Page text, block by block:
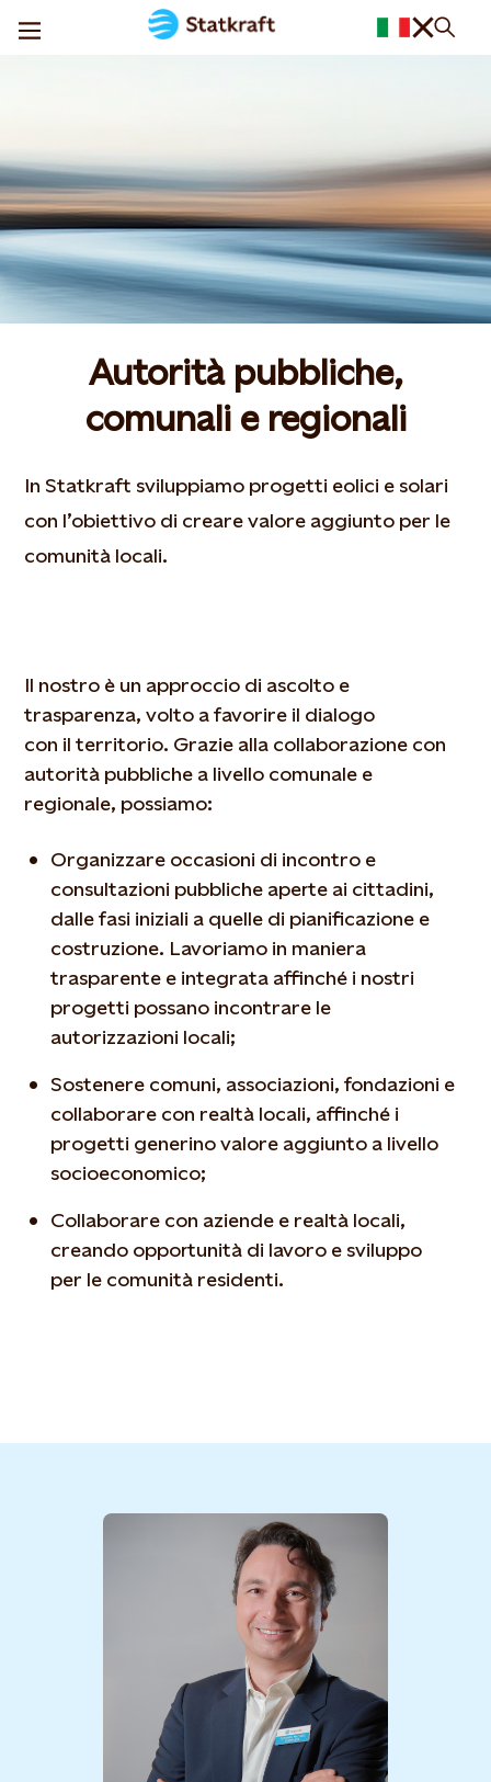
Autorità pubbliche,
comunali e regionali
In Statkraft sviluppiamo progetti eolici e solari
con l’obiettivo di creare valore aggiunto per le
comunità locali.
Il nostro è un approccio di ascolto e
trasparenza, volto a favorire il dialogo
con il territorio. Grazie alla collaborazione con
autorità pubbliche a livello comunale e
regionale, possiamo:
Organizzare occasioni di incontro e
consultazioni pubbliche aperte ai cittadini,
dalle fasi iniziali a quelle di pianificazione e
costruzione. Lavoriamo in maniera
trasparente e integrata affinché i nostri
progetti possano incontrare le
autorizzazioni locali;
Sostenere comuni, associazioni, fondazioni e
collaborare con realtà locali, affinché i
progetti generino valore aggiunto a livello
socioeconomico;
Collaborare con aziende e realtà locali,
creando opportunità di lavoro e sviluppo
per le comunità residenti.